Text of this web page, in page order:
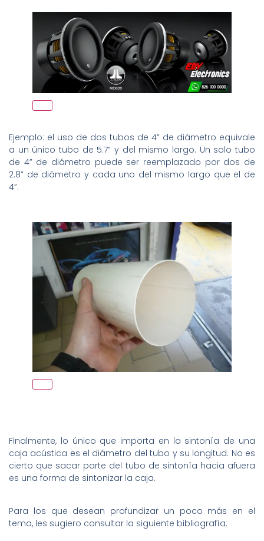
Ejemplo: el uso de dos tubos de 4” de diámetro equivale
a un único tubo de 5.7” y del mismo largo. Un solo tubo
de 4” de diámetro puede ser reemplazado por dos de
2.8” de diámetro y cada uno del mismo largo que el de
4”.
Finalmente, lo único que importa en la sintonía de una
caja acústica es el diámetro del tubo y su longitud. No es
cierto que sacar parte del tubo de sintonía hacia afuera
es una forma de sintonizar la caja.
Para los que desean profundizar un poco más en el
tema, les sugiero consultar la siguiente bibliografía: